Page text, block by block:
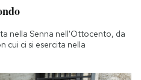
nella Senna nell'Ottocento, da
cui ci si esercita nella